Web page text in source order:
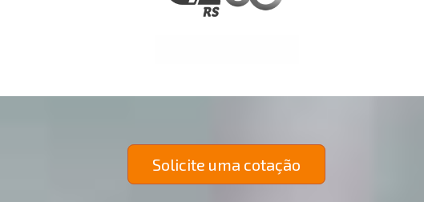
Solicite uma cotação